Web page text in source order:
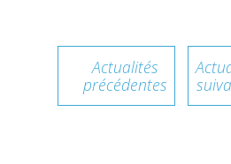
Actualités
précédentes